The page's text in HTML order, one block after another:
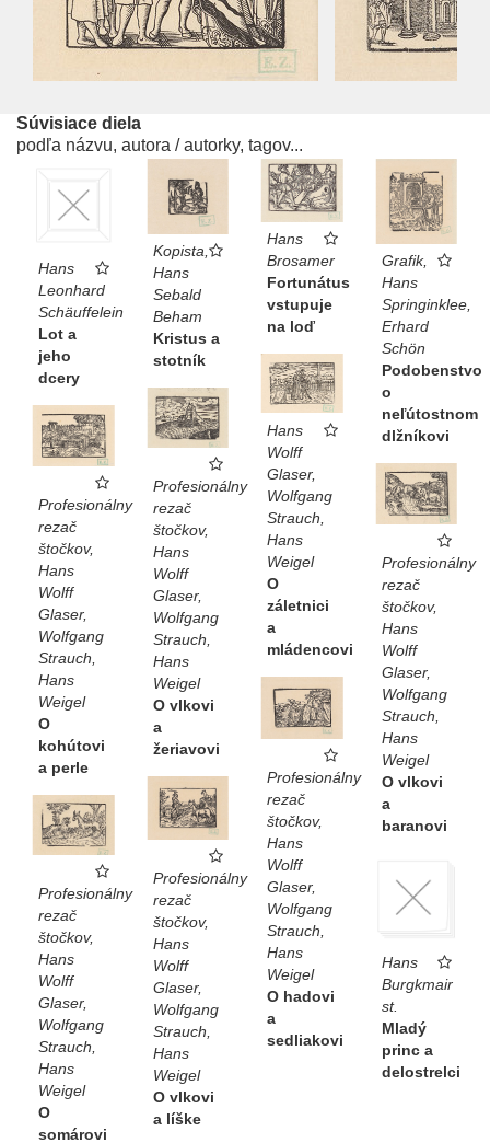
Súvisiace diela
podľa názvu, autora / autorky, tagov...
Hans
Leonhard
Schäuffelein
Lot a
jeho
dcery
Kopista,
Hans
Sebald
Beham
Kristus a
stotník
Hans
Brosamer
Fortunátus
vstupuje
na loď
Grafik,
Hans
Springinklee,
Erhard
Schön
Podobenstvo
o
neľútostnom
dlžníkovi
Hans
Wolff
Glaser,
Wolfgang
Strauch,
Hans
Weigel
O
záletnici
a
mládencovi
Profesionálny
rezač
štočkov,
Hans
Wolff
Glaser,
Wolfgang
Strauch,
Hans
Weigel
O vlkovi
a
žeriavovi
Profesionálny
rezač
štočkov,
Hans
Wolff
Glaser,
Wolfgang
Strauch,
Hans
Weigel
O
kohútovi
a perle
Profesionálny
rezač
štočkov,
Hans
Wolff
Glaser,
Wolfgang
Strauch,
Hans
Weigel
O vlkovi
a
baranovi
Profesionálny
rezač
štočkov,
Hans
Wolff
Glaser,
Wolfgang
Strauch,
Hans
Weigel
O hadovi
a
sedliakovi
Profesionálny
rezač
štočkov,
Hans
Wolff
Glaser,
Wolfgang
Strauch,
Hans
Weigel
O vlkovi
a líške
Profesionálny
rezač
štočkov,
Hans
Wolff
Glaser,
Wolfgang
Strauch,
Hans
Weigel
O
somárovi
Hans
Burgkmair
st.
Mladý
princ a
delostrelci